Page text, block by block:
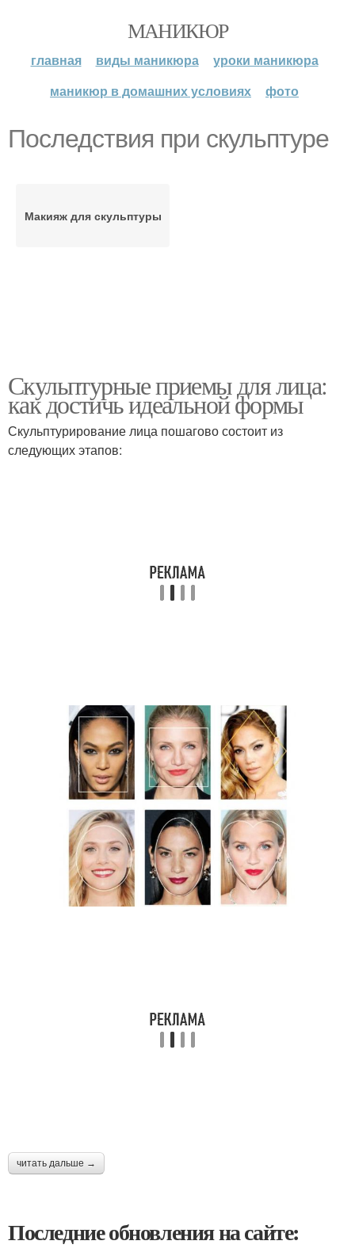
МАНИКЮР
главная виды маникюра
уроки маникюра
маникюр в домашних условиях
фото
Последствия при скульптуре
Макияж для скульптуры
Скульптурные приемы для лица:
как достичь идеальной формы
Скульптурирование лица пошагово состоит из
следующих этапов:
читать дальше →
Последние обновления на сайте: